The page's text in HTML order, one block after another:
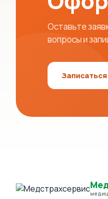
Оставьте
вопросы и